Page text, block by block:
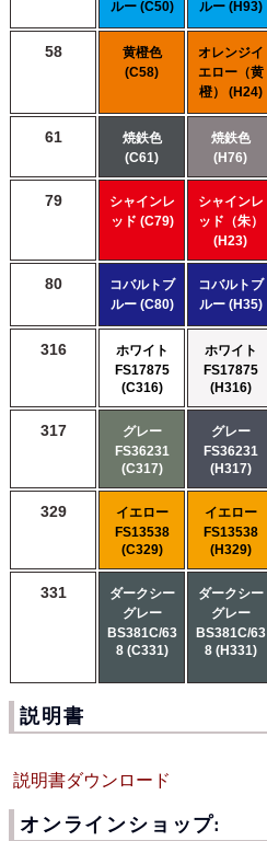
ルー (C50)
ルー (H93)
58
黄橙色
(C58)
オレンジイ
エロー（黄
橙） (H24)
61
焼鉄色
(C61)
焼鉄色
(H76)
79
シャインレ
ッド (C79)
シャインレ
ッド（朱）
(H23)
80
コバルトブ
ルー (C80)
コバルトブ
ルー (H35)
316
ホワイト
FS17875
(C316)
ホワイト
FS17875
(H316)
317
グレー
FS36231
(C317)
グレー
FS36231
(H317)
329
イエロー
FS13538
(C329)
イエロー
FS13538
(H329)
331
ダークシー
グレー
BS381C/63
8 (C331)
ダークシー
グレー
BS381C/63
8 (H331)
説明書
説明書ダウンロード
オンラインショップ: